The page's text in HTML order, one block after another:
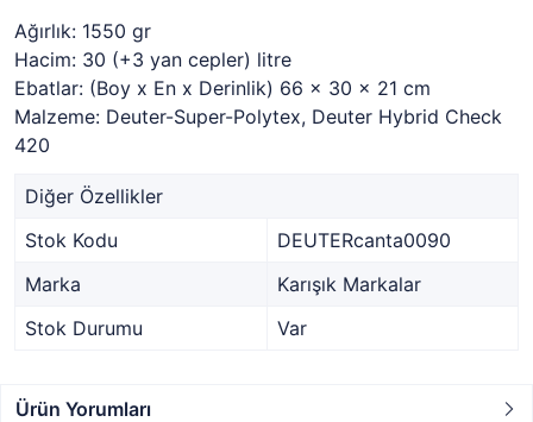
Ağırlık: 1550 gr
Hacim: 30 (+3 yan cepler) litre
Ebatlar: (Boy x En x Derinlik) 66 x 30 x 21 cm
Malzeme: Deuter-Super-Polytex, Deuter Hybrid Check
420
Diğer Özellikler
Stok Kodu
DEUTERcanta0090
Marka
Karışık Markalar
Stok Durumu
Var
Ürün Yorumları